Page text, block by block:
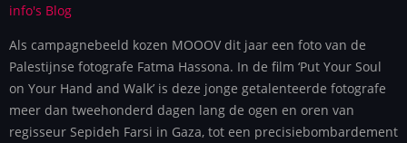
info's Blog
Als campagnebeeld kozen MOOOV dit jaar een foto van de
Palestijnse fotografe Fatma Hassona. In de film ‘Put Your Soul
on Your Hand and Walk’ is deze jonge getalenteerde fotografe
meer dan tweehonderd dagen lang de ogen en oren van
regisseur Sepideh Farsi in Gaza, tot een precisiebombardement